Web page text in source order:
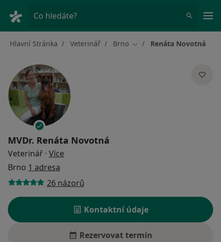
Co hledáte?
Hlavní Stránka Veterinář Brno Změna města
Renáta Novotná
MVDr. Renáta Novotná
Veterinář · Více
Brno 1 adresa
26 názorů
Kontaktní údaje
Rezervovat termín